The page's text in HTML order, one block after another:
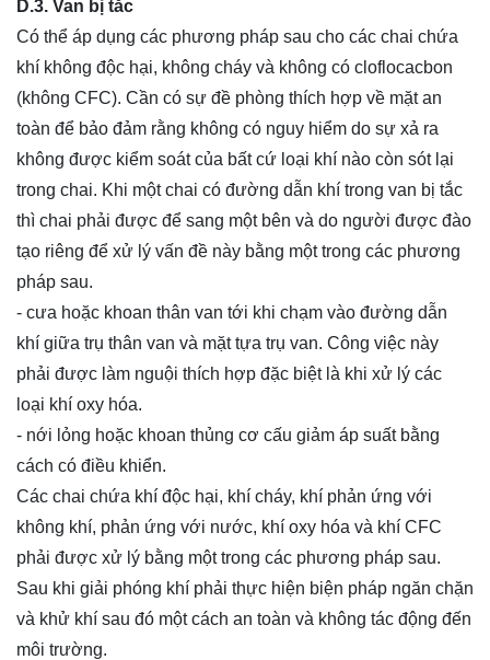
D.3. Van bị tắc
Có thể áp dụng các phương pháp sau cho các chai chứa
khí không độc hại, không cháy và không có cloflocacbon
(không CFC). Cần có sự đề phòng thích hợp về mặt an
toàn để bảo đảm rằng không có nguy hiểm do sự xả ra
không được kiểm soát của bất cứ loại khí nào còn sót lại
trong chai. Khi một chai có đường dẫn khí trong van bị tắc
thì chai phải được để sang một bên và do người được đào
tạo riêng để xử lý vấn đề này bằng một trong các phương
pháp sau.
- cưa hoặc khoan thân van tới khi chạm vào đường dẫn
khí giữa trụ thân van và mặt tựa trụ van. Công việc này
phải được làm nguội thích hợp đặc biệt là khi xử lý các
loại khí oxy hóa.
- nới lỏng hoặc khoan thủng cơ cấu giảm áp suất bằng
cách có điều khiển.
Các chai chứa khí độc hại, khí cháy, khí phản ứng với
không khí, phản ứng với nước, khí oxy hóa và khí CFC
phải được xử lý bằng một trong các phương pháp sau.
Sau khi giải phóng khí phải thực hiện biện pháp ngăn chặn
và khử khí sau đó một cách an toàn và không tác động đến
môi trường.